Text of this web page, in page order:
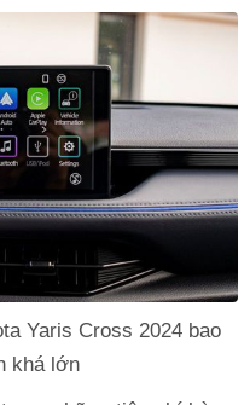
Yaris Cross 2024 bao
khá lớn